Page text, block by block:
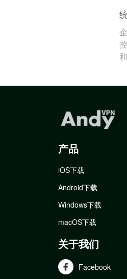
产品
iOS下载
Android下载
Windows下载
macOS下载
关于我们
Facebook